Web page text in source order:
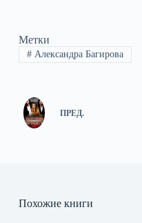
Метки
#Александра Багирова
ПРЕД.
Похожие книги